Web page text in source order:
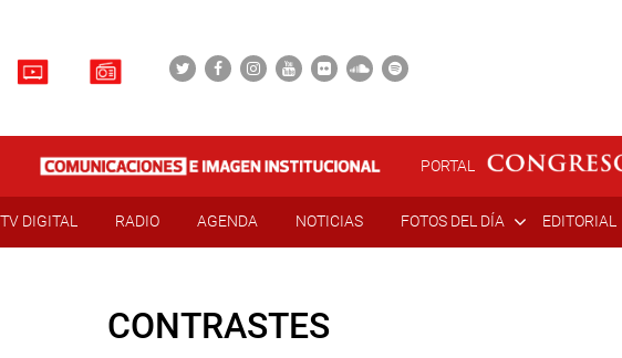
PORTAL
TV DIGITAL RADIO AGENDA NOTICIAS FOTOS DEL DÍA EDITORIAL
CONTRASTES